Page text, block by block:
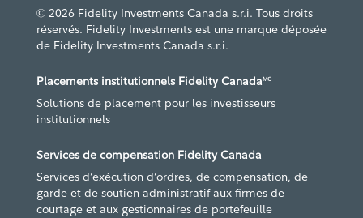
© 2026 Fidelity Investments Canada s.r.i. Tous droits
réservés. Fidelity Investments est une marque déposée
de Fidelity Investments Canada s.r.i.
Placements institutionnels Fidelity CanadaMC
Solutions de placement pour les investisseurs
institutionnels
Services de compensation Fidelity Canada
Services d’exécution d’ordres, de compensation, de
garde et de soutien administratif aux firmes de
courtage et aux gestionnaires de portefeuille